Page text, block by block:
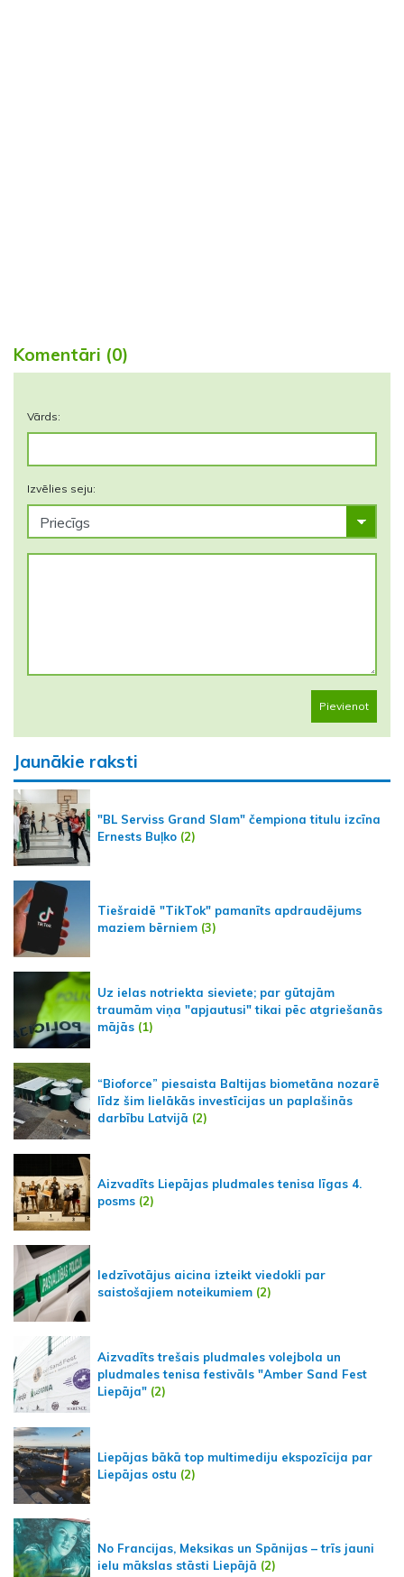
Komentāri (0)
Vārds:
Izvēlies seju:
Pievienot
Jaunākie raksti
"BL Serviss Grand Slam" čempiona titulu izcīna
Ernests Buļko (2)
Tiešraidē "TikTok" pamanīts apdraudējums
maziem bērniem (3)
Uz ielas notriekta sieviete; par gūtajām
traumām viņa "apjautusi" tikai pēc atgriešanās
mājās (1)
“Bioforce” piesaista Baltijas biometāna nozarē
līdz šim lielākās investīcijas un paplašinās
darbību Latvijā (2)
Aizvadīts Liepājas pludmales tenisa līgas 4.
posms (2)
Iedzīvotājus aicina izteikt viedokli par
saistošajiem noteikumiem (2)
Aizvadīts trešais pludmales volejbola un
pludmales tenisa festivāls "Amber Sand Fest
Liepāja" (2)
Liepājas bākā top multimediju ekspozīcija par
Liepājas ostu (2)
No Francijas, Meksikas un Spānijas – trīs jauni
ielu mākslas stāsti Liepājā (2)